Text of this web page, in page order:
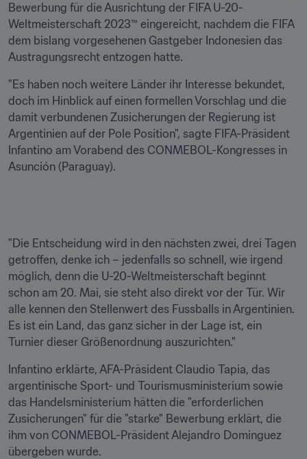
Bewerbung für die Ausrichtung der FIFA U-20-
Weltmeisterschaft 2023™ eingereicht, nachdem die FIFA
dem bislang vorgesehenen Gastgeber Indonesien das
Austragungsrecht entzogen hatte.
"Es haben noch weitere Länder ihr Interesse bekundet,
doch im Hinblick auf einen formellen Vorschlag und die
damit verbundenen Zusicherungen der Regierung ist
Argentinien auf der Pole Position", sagte FIFA-Präsident
Infantino am Vorabend des CONMEBOL-Kongresses in
Asunción (Paraguay).
"Die Entscheidung wird in den nächsten zwei, drei Tagen
getroffen, denke ich – jedenfalls so schnell, wie irgend
möglich, denn die U-20-Weltmeisterschaft beginnt
schon am 20. Mai, sie steht also direkt vor der Tür. Wir
alle kennen den Stellenwert des Fussballs in Argentinien.
Es ist ein Land, das ganz sicher in der Lage ist, ein
Turnier dieser Größenordnung auszurichten."
Infantino erklärte, AFA-Präsident Claudio Tapia, das
argentinische Sport- und Tourismusministerium sowie
das Handelsministerium hätten die "erforderlichen
Zusicherungen" für die "starke" Bewerbung erklärt, die
ihm von CONMEBOL-Präsident Alejandro Dominguez
übergeben wurde.